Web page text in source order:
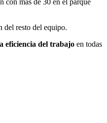
más de 30 en el parque
resto del equipo.
eficiencia del trabajo